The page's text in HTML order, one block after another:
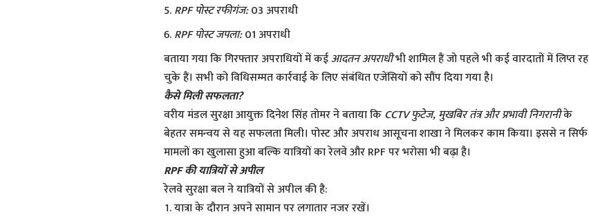
RPF पोस्ट रफीगंज:03 अपराधी
RPF पोस्ट जपला:01 अपराधी
बताया गया कि गिरफ्तार अपराधियों में कईआदतन अपराधीभी शामिल हैं जो पहले भी कई वारदातों में लिप्त रह
चुके हैं। सभी को विधिसम्मत कार्रवाई के लिए संबंधित एजेंसियों को सौंप दिया गया है।
कैसे मिली सफलता?
वरीय मंडल सुरक्षा आयुक्त दिनेश सिंह तोमर ने बताया किCCTV फुटेज, मुखबिर तंत्र और प्रभावी निगरानीके
बेहतर समन्वय से यह सफलता मिली। पोस्ट और अपराध आसूचना शाखा ने मिलकर काम किया। इससे न सिर्फ
मामलों का खुलासा हुआ बल्कि यात्रियों का रेलवे और RPF पर भरोसा भी बढ़ा है।
RPF की यात्रियों से अपील
रेलवे सुरक्षा बल ने यात्रियों से अपील की है:
यात्रा के दौरान अपने सामान पर लगातार नजर रखें।